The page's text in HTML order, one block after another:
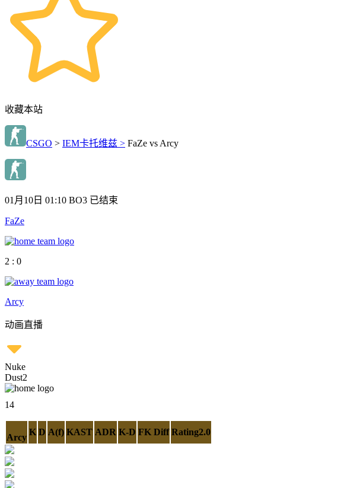
收藏本站
CSGO > IEM卡托维兹 > FaZe vs Arcy
01月10日 01:10 BO3 已结束
FaZe
2 : 0
Arcy
动画直播
Nuke
Dust2
14
Arcy
K D A(f) KAST ADR K-D FK Diff Rating2.0